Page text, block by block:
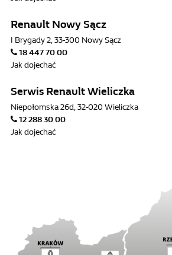
Renault Nowy Sącz
I Brygady 2, 33-300 Nowy Sącz
18 447 70 00
Jak dojechać
Serwis Renault Wieliczka
Niepołomska 26d, 32-020 Wieliczka
12 288 30 00
Jak dojechać